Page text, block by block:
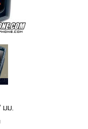
มม.